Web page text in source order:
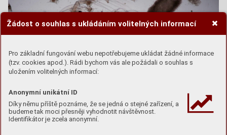
Žádost o souhlas s ukládáním volitelných informací
Pro základní fungování webu nepotřebujeme ukládat žádné informace
(tzv. cookies apod.). Rádi bychom vás ale požádali o souhlas s
uložením volitelných informací:
Anonymní unikátní ID
Díky němu příště poznáme, že se jedná o stejné zařízení, a
budeme tak moci přesněji vyhodnotit návštěvnost.
Identifikátor je zcela anonymní.